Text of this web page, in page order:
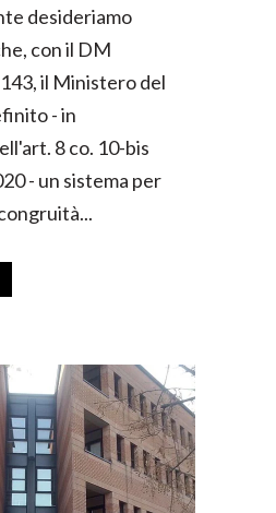
desideriamo
con il DM
il Ministero del
- in
8 co. 10-bis
- un sistema per